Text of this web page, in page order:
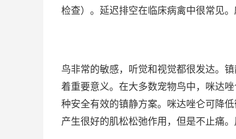
检查）。延迟排空在临床病禽中很常见
鸟非常的敏感，听觉和视觉都很发达。
着重要意义。在大多数宠物鸟中，咪达
种安全有效的镇静方案。咪达唑仑可降
产生很好的肌松松弛作用，但是不止痛